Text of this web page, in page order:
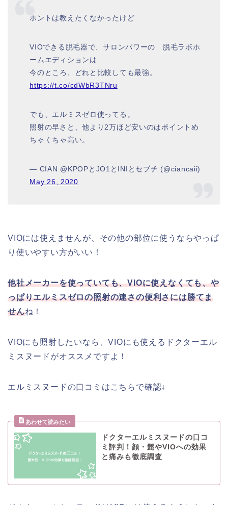
ホントは教えたくなかったけど
VIOできる脱毛器で、サロンパワーの 脱毛ラボホ
ームエディションは
今のところ、どれと比較しても最強。
https://t.co/cdWbR3TNru
でも、エルミスゼロ使ってる。
照射の早さと、他より2万ほど安いのはポイントめ
ちゃくちゃ高い。
— CIAN @KPOPとJO1とINIとセブチ (@ciancaii)
May 26, 2020
VIOには使えませんが、その他の部位に使うならやっぱ
り使いやすい方がいい！
他社メーカーを使っていても、VIOに使えなくても、や
っぱりエルミスゼロの照射の速さの便利さには勝てま
せんね！
VIOにも照射したいなら、VIOにも使えるドクターエル
ミスヌードがオススメですよ！
エルミスヌードの口コミはこちらで確認↓
ドクターエルミスヌードの口コ
ミ評判！顔・髭やVIOへの効果
と痛みも徹底調査